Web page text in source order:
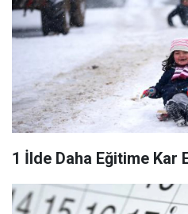
1 İlde Daha Eğitime Kar